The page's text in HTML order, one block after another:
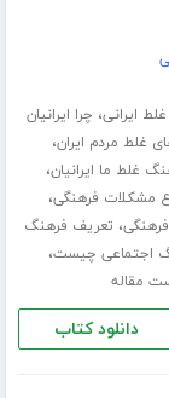
ایرانی، چرا ایرانیان
غلط مردم ایران،
غلط ما ایرانیان،
مشکلات فرهنگی،
، تعریف فرهنگ
اجتماعی چیست،
مقاله
دانلود کتاب